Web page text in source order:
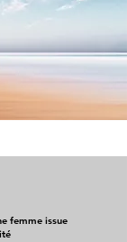
femme issue